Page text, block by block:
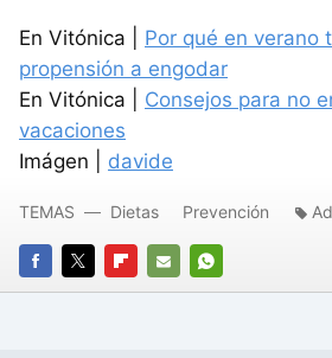
En Vitónica | Por qué en verano
propensión a engodar
En Vitónica | Consejos para no
vacaciones
Imágen | davide
FACEBOOK
TWITTERFLIPBOARD
E-
WHATSAPP
TEMAS Dietas Prevención